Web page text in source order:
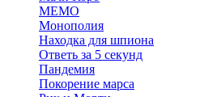
МЕМО
Монополия
Находка для шпиона
Ответь за 5 секунд
Пандемия
Покорение марса